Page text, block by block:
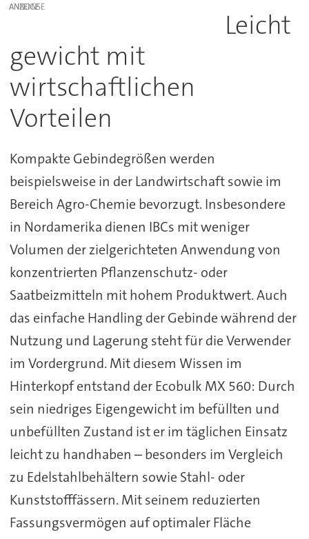
ANZEIGE
Leicht
gewicht mit
wirtschaftlichen
Vorteilen
Kompakte Gebindegrößen werden
beispielsweise in der Landwirtschaft sowie im
Bereich Agro-Chemie bevorzugt. Insbesondere
in Nordamerika dienen IBCs mit weniger
Volumen der zielgerichteten Anwendung von
konzentrierten Pflanzenschutz- oder
Saatbeizmitteln mit hohem Produktwert. Auch
das einfache Handling der Gebinde während der
Nutzung und Lagerung steht für die Verwender
im Vordergrund. Mit diesem Wissen im
Hinterkopf entstand der Ecobulk MX 560: Durch
sein niedriges Eigengewicht im befüllten und
unbefüllten Zustand ist er im täglichen Einsatz
leicht zu handhaben – besonders im Vergleich
zu Edelstahlbehältern sowie Stahl- oder
Kunststofffässern. Mit seinem reduzierten
Fassungsvermögen auf optimaler Fläche